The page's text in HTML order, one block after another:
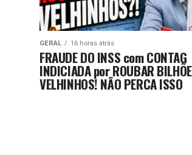
GERAL 16 horas atrás
FRAUDE DO INSS com CONTAG
INDICIADA por ROUBAR
VELHINHOS! NÃO PERCA ISSO